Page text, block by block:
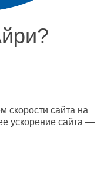
скорости сайта на
ускорение сайта —